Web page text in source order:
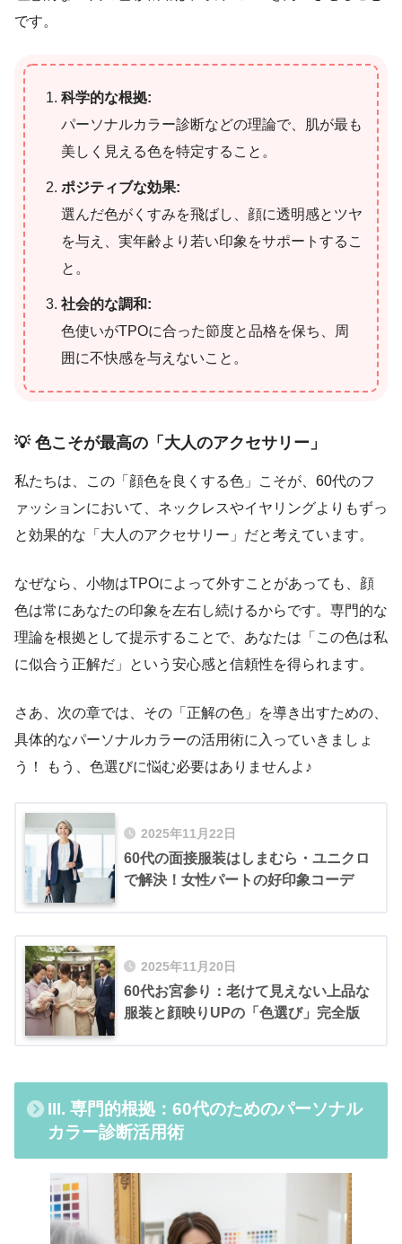
です。
科学的な根拠:
パーソナルカラー診断などの理論で、肌が最も
美しく見える色を特定すること。
ポジティブな効果:
選んだ色がくすみを飛ばし、顔に透明感とツヤ
を与え、実年齢より若い印象をサポートするこ
と。
社会的な調和:
色使いがTPOに合った節度と品格を保ち、周
囲に不快感を与えないこと。
💡 色こそが最高の「大人のアクセサリー」
私たちは、この「顔色を良くする色」こそが、60代のフ
ァッションにおいて、ネックレスやイヤリングよりもずっ
と効果的な「大人のアクセサリー」だと考えています。
なぜなら、小物はTPOによって外すことがあっても、顔
色は常にあなたの印象を左右し続けるからです。専門的な
理論を根拠として提示することで、あなたは「この色は私
に似合う正解だ」という安心感と信頼性を得られます。
さあ、次の章では、その「正解の色」を導き出すための、
具体的なパーソナルカラーの活用術に入っていきましょ
う！ もう、色選びに悩む必要はありませんよ♪
2025年11月22日
60代の面接服装はしまむら・ユニクロ
で解決！女性パートの好印象コーデ
2025年11月20日
60代お宮参り：老けて見えない上品な
服装と顔映りUPの「色選び」完全版
III. 専門的根拠：60代のためのパーソナル
カラー診断活用術